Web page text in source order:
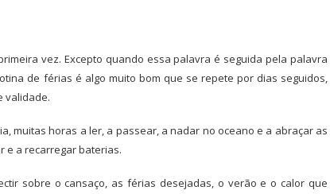
vez. Excepto quando essa palavra é seguida pela palavra
de férias é algo muito bom que se repete por dias seguidos,
validade.
muitas horas a ler, a passear, a nadar no oceano e a abraçar as
e a recarregar baterias.
sobre o cansaço, as férias desejadas, o verão e o calor que